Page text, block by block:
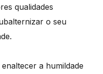
qualidades
o seu
a humildade